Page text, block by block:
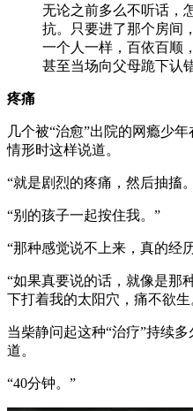
无论之前多么不听话，
抗。只要进了那个房间
一个人一样，百依百顺
甚至当场向父母跪下认错
疼痛
几个被“治愈”出院的网瘾少
情形时这样说道。
“就是剧烈的疼痛，然后抽搐
“别的孩子一起按住我。”
“那种感觉说不上来，真的经
“如果真要说的话，就像是那
下打着我的太阳穴，痛不欲生
当柴静问起这种“治疗”持续
道。
“40分钟。”